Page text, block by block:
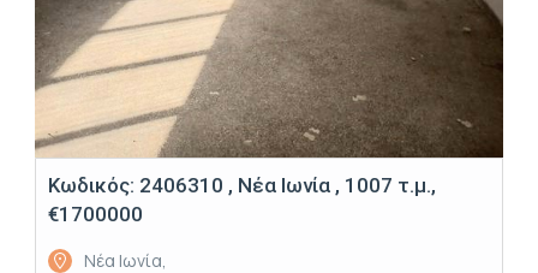
Κωδικός: 2406310 , Νέα Ιωνία , 1007 τ.μ.,
€1700000
Νέα Ιωνία,